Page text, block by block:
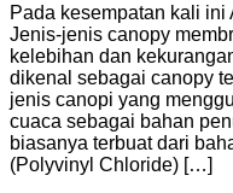
Pada kesempatan kali
Jenis-jenis canopy
kelebihan dan
dikenal sebagai canopy
jenis canopi yang
cuaca sebagai bahan
biasanya terbuat dari
(Polyvinyl Chloride) […]